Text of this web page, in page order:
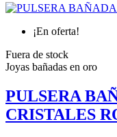
¡En oferta!
Fuera de stock
Joyas bañadas en oro
PULSERA
CRISTALES